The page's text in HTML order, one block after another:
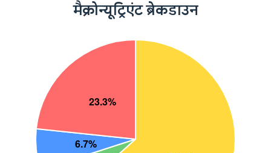
मैक्रोन्यूट्रिएंट ब्रेकडाउन